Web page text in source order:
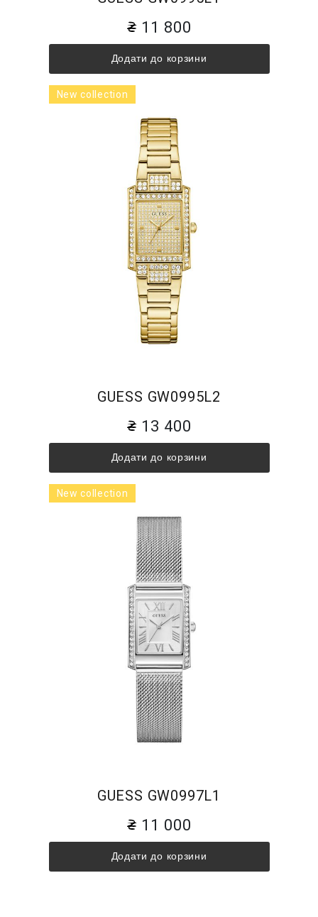
11 800
Додати до корзини
GUESS GW0995L2
13 400
Додати до корзини
New collection
GUESS GW0997L1
11 000
Додати до корзини
New collection